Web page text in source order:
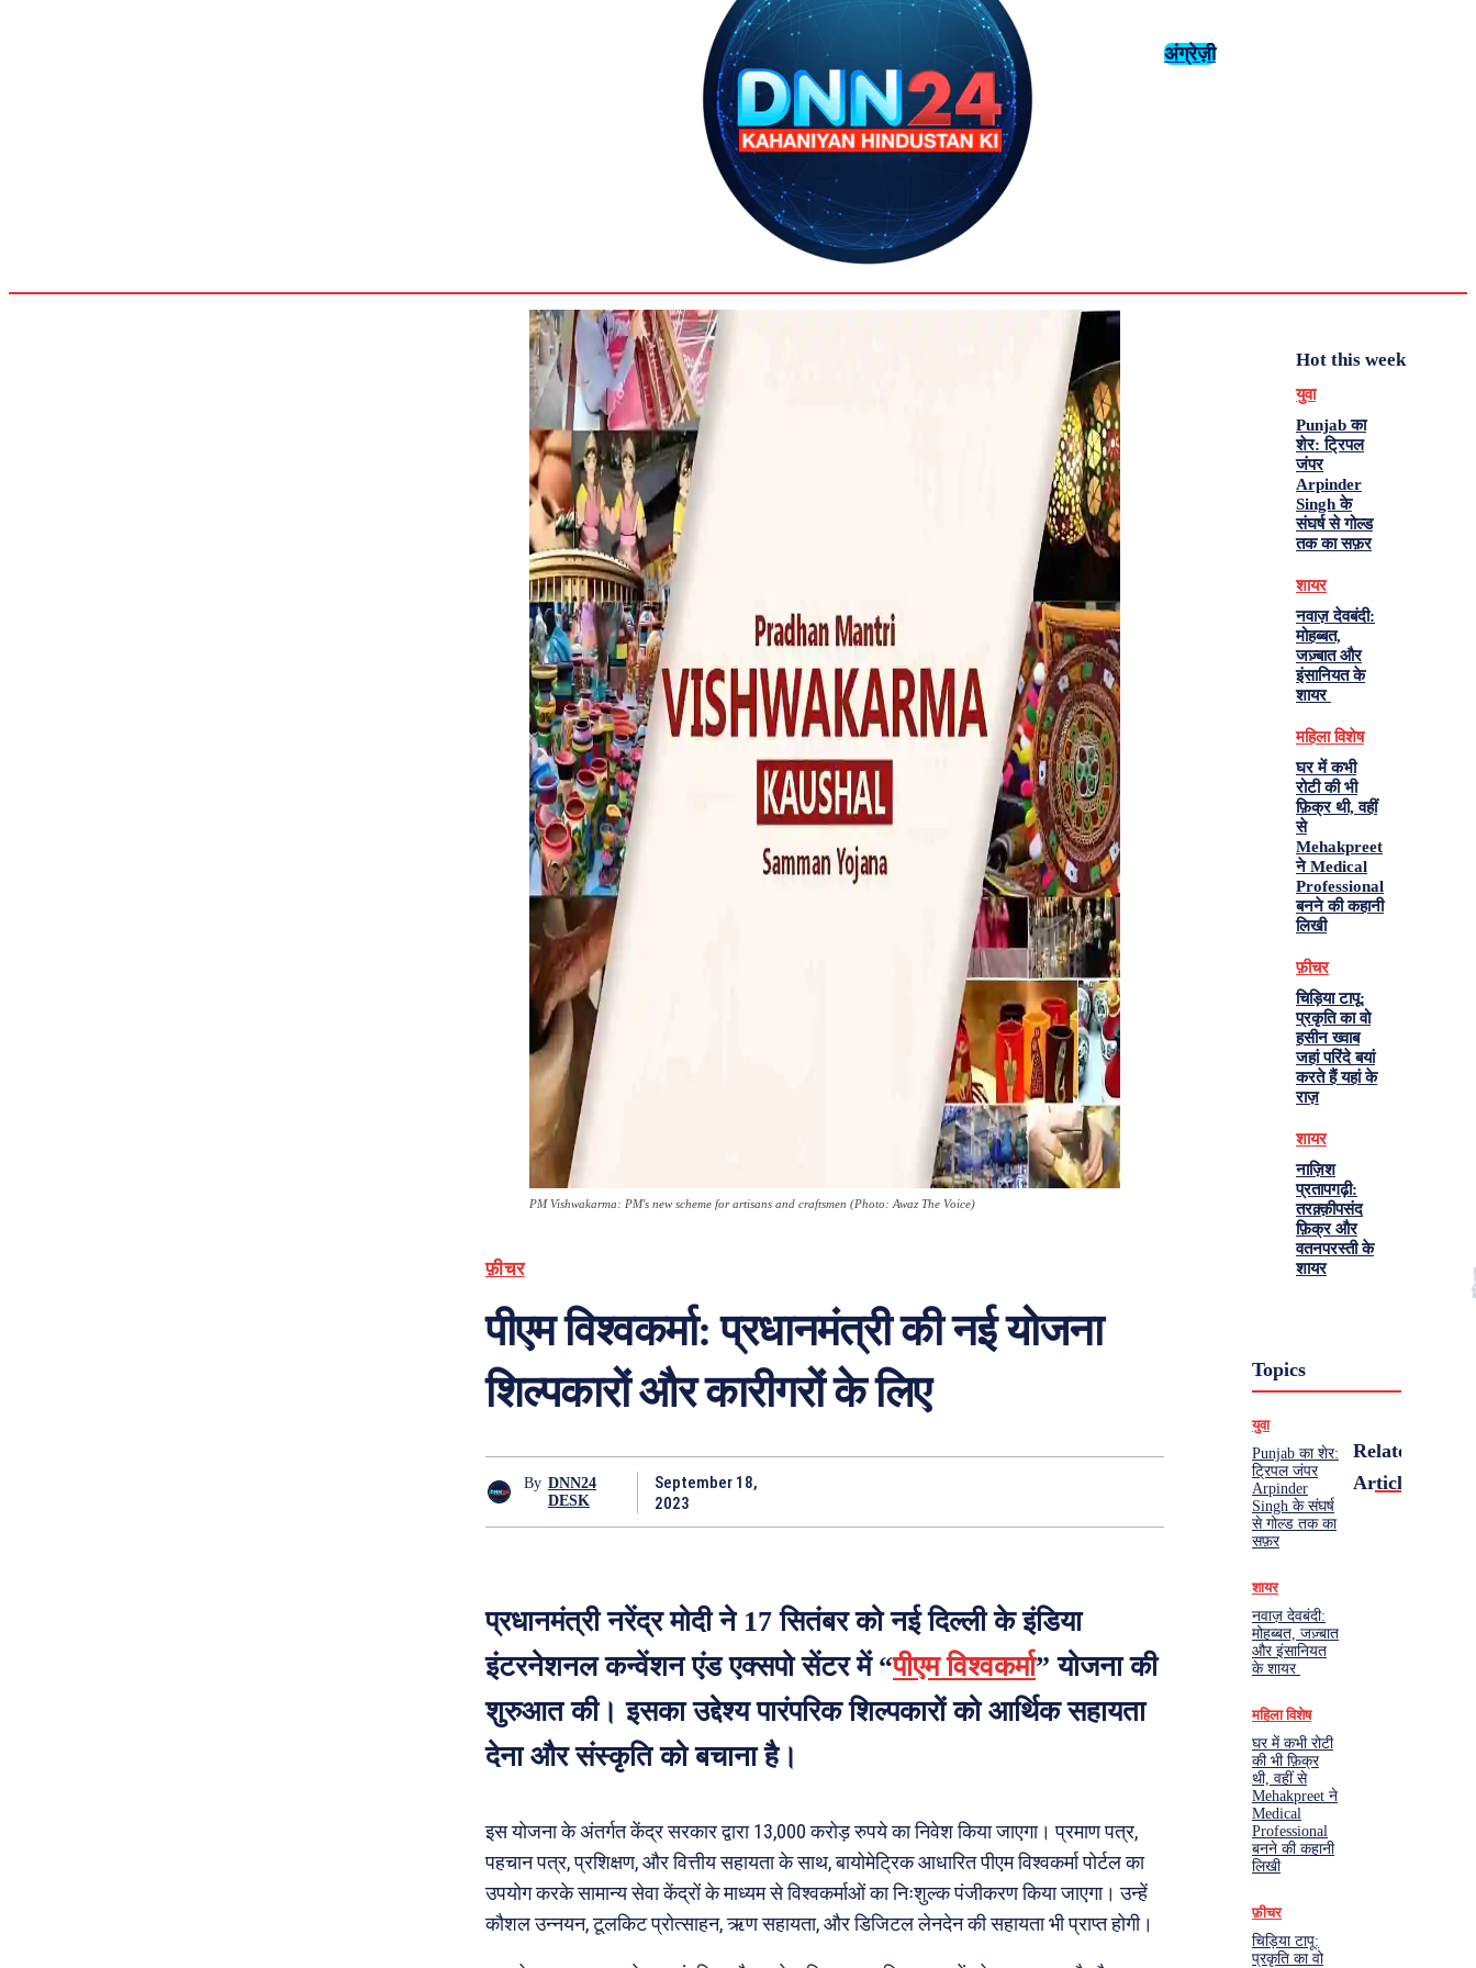
अंग्रेज़ी
PM Vishwakarma: PM's new scheme for artisans and craftsmen (Photo: Awaz The Voice)
फ़ीचर
पीएम विश्वकर्मा: प्रधानमंत्री की नई योजना
शिल्पकारों और कारीगरों के लिए
By DNN24
DESK
September 18,
2023
प्रधानमंत्री नरेंद्र मोदी ने 17 सितंबर को नई दिल्ली के इंडिया
इंटरनेशनल कन्वेंशन एंड एक्सपो सेंटर में “पीएम विश्वकर्मा” योजना की
शुरुआत की। इसका उद्देश्य पारंपरिक शिल्पकारों को आर्थिक सहायता
देना और संस्कृति को बचाना है।
इस योजना के अंतर्गत केंद्र सरकार द्वारा 13,000 करोड़ रुपये का निवेश किया जाएगा। प्रमाण पत्र,
पहचान पत्र, प्रशिक्षण, और वित्तीय सहायता के साथ, बायोमेट्रिक आधारित पीएम विश्वकर्मा पोर्टल का
उपयोग करके सामान्य सेवा केंद्रों के माध्यम से विश्वकर्माओं का निःशुल्क पंजीकरण किया जाएगा। उन्हें
कौशल उन्नयन, टूलकिट प्रोत्साहन, ऋण सहायता, और डिजिटल लेनदेन की सहायता भी प्राप्त होगी।
Hot this week
युवा
Punjab का
शेर: ट्रिपल
जंपर
Arpinder
Singh के
संघर्ष से गोल्ड
तक का सफ़र
शायर
नवाज़ देवबंदी:
मोहब्बत,
जज़्बात और
इंसानियत के
शायर
महिला विशेष
घर में कभी
रोटी की भी
फ़िक्र थी, वहीं
से
Mehakpreet
ने Medical
Professional
बनने की कहानी
लिखी
फ़ीचर
चिड़िया टापू:
प्रकृति का वो
हसीन ख्वाब
जहां परिंदे बयां
करते हैं यहां के
राज़
शायर
नाज़िश
प्रतापगढ़ी:
तरक़्क़ीपसंद
फ़िक्र और
वतनपरस्ती के
शायर
Topics
युवा
Punjab का शेर:
ट्रिपल जंपर
Arpinder
Singh के संघर्ष
से गोल्ड तक का
सफ़र
शायर
नवाज़ देवबंदी:
मोहब्बत, जज़्बात
और इंसानियत
के शायर
महिला विशेष
घर में कभी रोटी
की भी फ़िक्र
थी, वहीं से
Mehakpreet ने
Medical
Professional
बनने की कहानी
लिखी
फ़ीचर
चिड़िया टापू:
प्रकृति का वो
Related
Articles